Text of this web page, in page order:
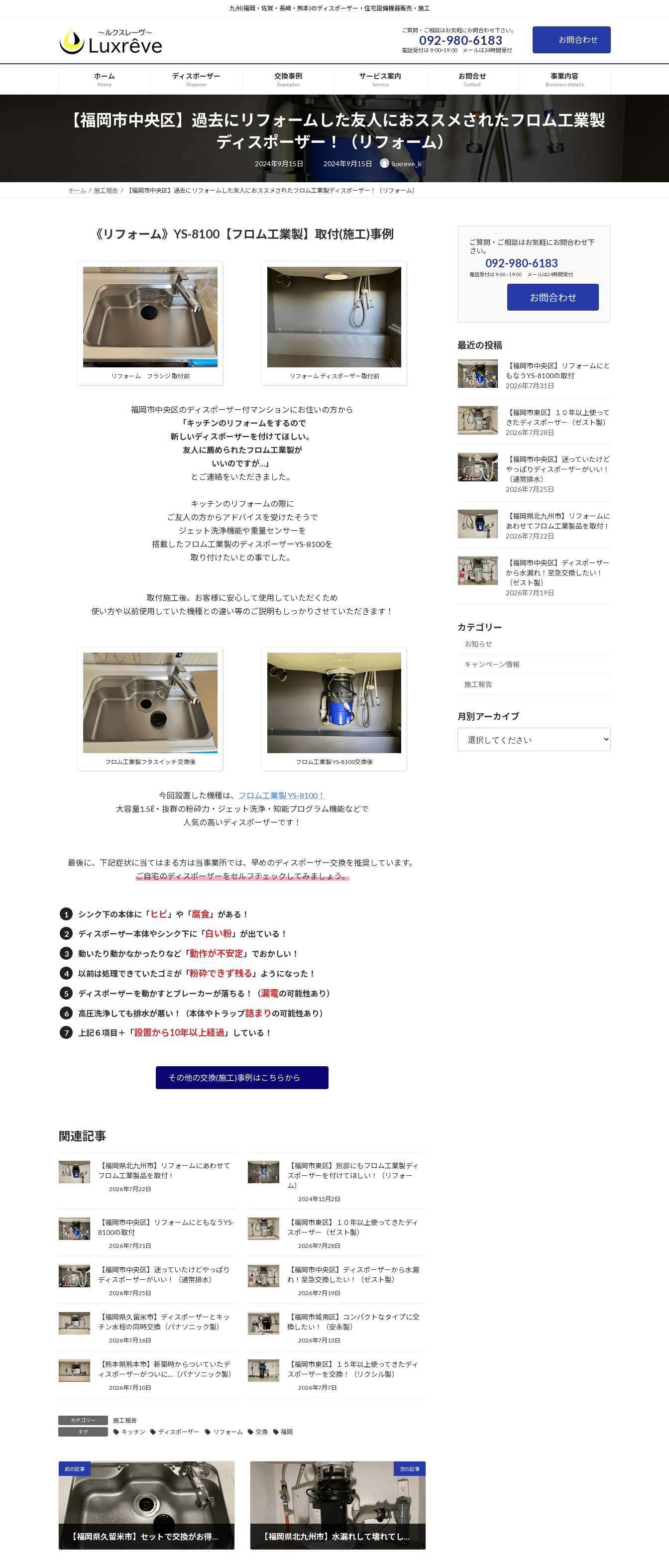
へ
ョ
九州(福岡・佐賀・長崎・熊本)のディスポーザー・住宅設備機器販売・施工
ご質問・ご相談はお気軽にお問合わせ下さい。
092-980-6183
電話受付は 9:00~19:00 メールは24時間受付
お問合わせ
ホーム
Home
ディスポーザー
Disposer
交換事例
Examples
サービス案内
Service
お問合せ
Contact
事業内容
Business details
【福岡市中央区】過去にリフォームした友人におススメされたフロム工業製
ディスポーザー！（リフォーム）
2024年9月15日
最
終
新
日
時
2024年9月15日 luxreve_k
ホーム 施工報告 【福岡市中央区】過去にリフォームした友人におススメされたフロム工業製ディスポーザー！（リフォーム）
《リフォーム》YS-8100【フロム工業製】取付(施工)事例
リフォーム フランジ 取付前 リフォーム ディスポーザー取付前
福岡市中央区のディスポーザー付マンションにお住いの方から
「キッチンのリフォームをするので
新しいディスポーザーを付けてほしい。
友人に薦められたフロム工業製が
いいのですが…」
とご連絡をいただきました。
キッチンのリフォームの際に
ご友人の方からアドバイスを受けたそうで
ジェット洗浄機能や重量センサーを
搭載したフロム工業製のディスポーザーYS-8100を
取り付けたいとの事でした。
取付施工後、お客様に安心して使用していただくため
使い方や以前使用していた機種との違い等の ご説明もしっかりさせていただきます！
フロム工業製フタスイッチ 交換後 フロム工業製 YS-8100交換後
今回設置した機種は、 フロム工業製 YS-8100！
大容量1.5ℓ・抜群の粉砕力・ジェット洗浄・ 知能プログラム機能などで
人気の高いディスポーザーです！
最後に、下記症状に当てはまる方は当事業所では、 早めのディスポーザー交換を推奨しています。
ご自宅のディスポーザーをセルフチェックしてみましょう。
シンク下の本体に 「ヒビ 」や「腐食 」がある！
ディスポーザー本体やシンク下に 「白い粉 」が出ている！
動いたり動かなかったりなど 「動作が不安定 」でおかしい！
以前は処理できていたゴミが 「粉砕できず残る 」ようになった！
ディスポーザーを動かすとブレーカーが落ちる！（漏電の可能性あり）
高圧洗浄しても排水が悪い！ （本体やトラップ詰まり の可能性あり）
上記６項目＋「設置から10年以上経過 」している！
その他の交換(施工)事例はこちらから
関連記事
【福岡県北九州市】リフォームにあわせて
フロム工業製品を取付！
2026年7月22日
【福岡市東区】別邸にもフロム工業製ディ
スポーザーを付けてほしい！（リフォー
ム）
2024年12月2日
【福岡市中央区】リフォームにともなうYS-
8100の取付
2026年7月31日
【福岡市東区】１０年以上使ってきたディ
スポーザー（ゼスト製）
2026年7月28日
【福岡市中央区】迷っていたけどやっぱり
ディスポーザーがいい！（通常排水）
2026年7月25日
【福岡市中央区】ディスポーザーから水漏
れ！至急交換したい！（ゼスト製）
2026年7月19日
【福岡県久留米市】ディスポーザーとキッ
チン水栓の同時交換（パナソニック製）
2026年7月16日
【福岡市城南区】コンパクトなタイプに交
換したい！（安永製）
2026年7月13日
【熊本県熊本市】新築時からついていたデ
ィスポーザーがついに…（パナソニック製）
2026年7月10日
【福岡市東区】１５年以上使ってきたディ
スポーザーを交換！（リクシル製）
2026年7月7日
カテゴリー 施工報告
タグ キッチン ディスポーザー リフォーム 交換 福岡
前の記事
【福岡県久留米市】セットで交換がお得！ディスポーザー＆キッチン水栓！（パナソニック製）
次の記事
【福岡県北九州市】水漏れして壊れてしまった！ホームページに載っている機種を詳しく教えて！（安永製）
ご質問・ご相談はお気軽にお問合わせ下
さい。
092-980-6183
電話受付は 9:00~19:00 メールは24時間受付
お問合わせ
最近の投稿
【福岡市中央区】リフォームにと
もなうYS-8100の取付
2026年7月31日
【福岡市東区】１０年以上使って
きたディスポーザー（ゼスト製）
2026年7月28日
【福岡市中央区】迷っていたけど
やっぱりディスポーザーがいい！
（通常排水）
2026年7月25日
【福岡県北九州市】リフォームに
あわせてフロム工業製品を取付！
2026年7月22日
【福岡市中央区】ディスポーザー
から水漏れ！至急交換したい！
（ゼスト製）
2026年7月19日
カテゴリー
お知らせ
キャンペーン情報
施工報告
月別アーカイブ